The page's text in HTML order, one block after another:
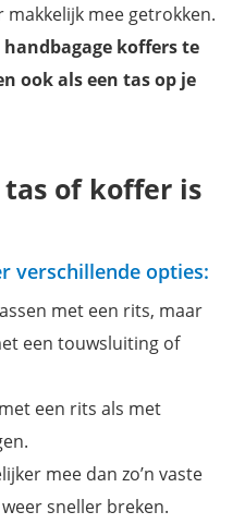
mee getrokken.
koffers te
ook als een tas op je
of koffer is
verschillende opties:
met een rits, maar
een touwsluiting of
een rits als met
mee dan zo’n vaste
sneller breken.